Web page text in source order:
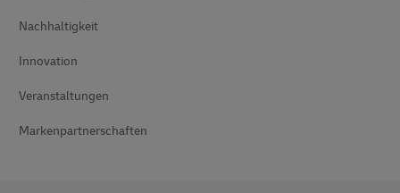
Nachhaltigkeit
Innovation
Veranstaltungen
Markenpartnerschaften